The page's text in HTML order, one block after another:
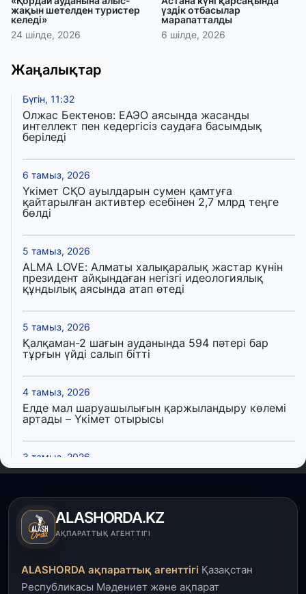
жақын шетелден туристер
келеді»
24 шілде, 2026
үздік отбасылар
марапатталды
6 шілде, 2026
Жаңалықтар
Бүгін, 11:32
Олжас Бектенов: ЕАЭО аясында жасанды
интеллект пен кедергісіз саудаға басымдық
беріледі
6 тамыз, 2026
Үкімет СҚО ауылдарын сумен қамтуға
қайтарылған активтер есебінен 2,7 млрд теңге
бөлді
5 тамыз, 2026
ALMA LOVE: Алматы халықаралық жастар күнін
президент айқындаған негізгі идеологиялық
құндылық аясында атап өтеді
5 тамыз, 2026
Қалқаман-2 шағын ауданында 594 пәтері бар
тұрғын үйді салып бітті
4 тамыз, 2026
Елде мал шаруашылығын қаржыландыру көлемі
артады – Үкімет отырысы
3 тамыз, 2026
Өңірлерде жаңа вокзалдар, су құбыры,
пайдалануға берілді
3 тамыз, 2026
Қызылордада 300 орындық аурухана,
салынып жатыр
ALASHORDA.KZ
АҚПАРАТТЫҚ АГЕНТТІГІ
ALASHORDA ақпараттық агенттігі Қазақстан
Республикасы Мәдениет және ақпарат